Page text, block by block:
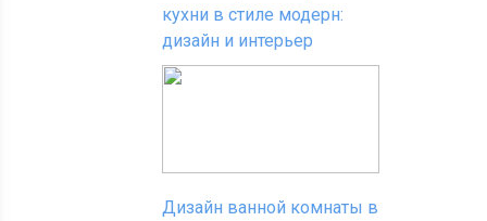
кухни в стиле модерн:
дизайн и интерьер
Дизайн ванной комнаты в